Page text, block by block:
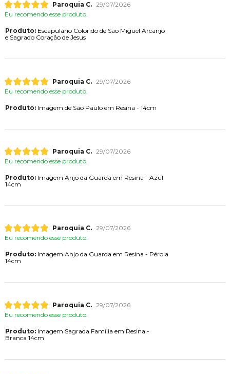
Paroquia C. 29/07/2026
Eu recomendo esse produto.
Produto:Escapulário Colorido de São Miguel Arcanjo
e Sagrado Coração de Jesus
Paroquia C. 29/07/2026
Eu recomendo esse produto.
Produto:Imagem de São Paulo em Resina - 14cm
Paroquia C. 29/07/2026
Eu recomendo esse produto.
Produto:Imagem Anjo da Guarda em Resina - Azul
14cm
Paroquia C. 29/07/2026
Eu recomendo esse produto.
Produto:Imagem Anjo da Guarda em Resina - Pérola
14cm
Paroquia C. 29/07/2026
Eu recomendo esse produto.
Produto:Imagem Sagrada Família em Resina -
Branca 14cm